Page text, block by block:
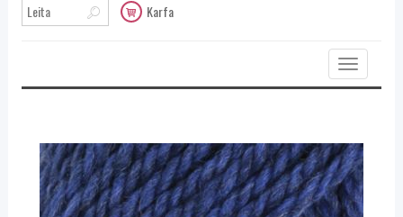
Karfa
Toggle
navigation